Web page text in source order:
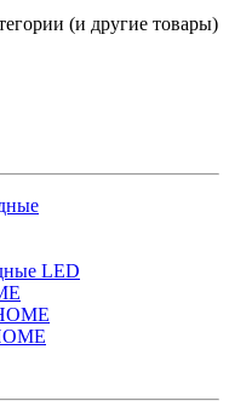
(и другие товары)
LED